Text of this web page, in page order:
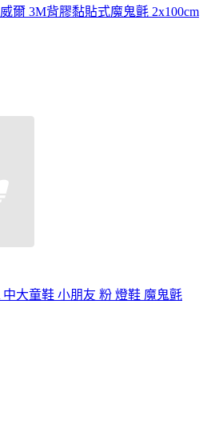
爾 3M背膠黏貼式魔鬼氈 2x100cm
中大童鞋 小朋友 粉 燈鞋 魔鬼氈